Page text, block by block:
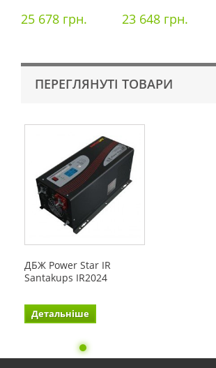
25 678 грн. 23 648 грн.
ПЕРЕГЛЯНУТІ ТОВАРИ
ДБЖ Power Star IR
Santakups IR2024
Детальніше